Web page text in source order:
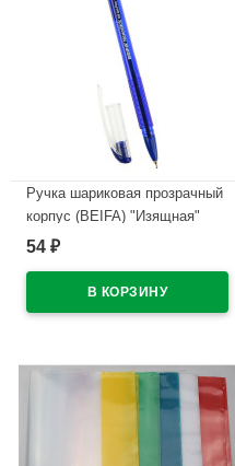
Ручка шариковая прозрачный
корпус (BEIFA) "Изящная"
синий, 0,7мм, масло арт.ТА
54 ₽